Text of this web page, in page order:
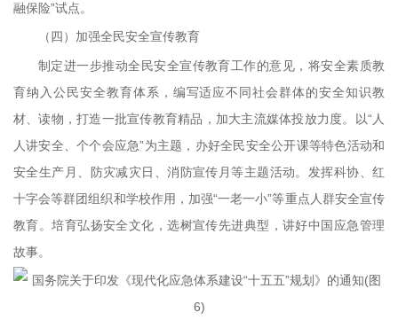
融保险”试点。
（四）加强全民安全宣传教育
制定进一步推动全民安全宣传教育工作的意见，将安全素质教
育纳入公民安全教育体系，编写适应不同社会群体的安全知识教
材、读物，打造一批宣传教育精品，加大主流媒体投放力度。以“人
人讲安全、个个会应急”为主题，办好全民安全公开课等特色活动和
安全生产月、防灾减灾日、消防宣传月等主题活动。发挥科协、红
十字会等群团组织和学校作用，加强“一老一小”等重点人群安全宣传
教育。培育弘扬安全文化，选树宣传先进典型，讲好中国应急管理
故事。